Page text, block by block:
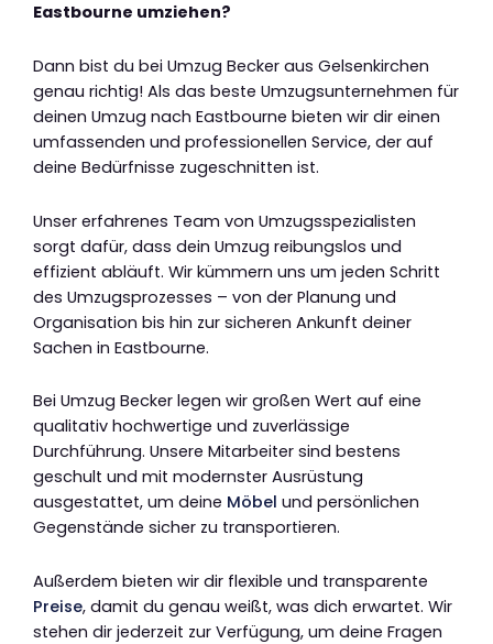
Eastbourne umziehen?
Dann bist du bei Umzug Becker aus Gelsenkirchen
genau richtig! Als das beste Umzugsunternehmen für
deinen Umzug nach Eastbourne bieten wir dir einen
umfassenden und professionellen Service, der auf
deine Bedürfnisse zugeschnitten ist.
Unser erfahrenes Team von Umzugsspezialisten
sorgt dafür, dass dein Umzug reibungslos und
effizient abläuft. Wir kümmern uns um jeden Schritt
des Umzugsprozesses – von der Planung und
Organisation bis hin zur sicheren Ankunft deiner
Sachen in Eastbourne.
Bei Umzug Becker legen wir großen Wert auf eine
qualitativ hochwertige und zuverlässige
Durchführung. Unsere Mitarbeiter sind bestens
geschult und mit modernster Ausrüstung
ausgestattet, um deine Möbel und persönlichen
Gegenstände sicher zu transportieren.
Außerdem bieten wir dir flexible und transparente
Preise, damit du genau weißt, was dich erwartet. Wir
stehen dir jederzeit zur Verfügung, um deine Fragen